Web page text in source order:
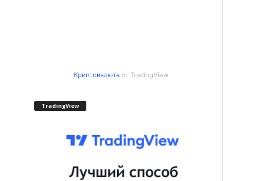
Криптовалютаот TradingView
TradingView